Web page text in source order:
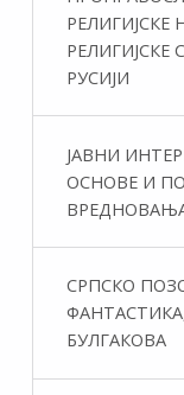
РЕЛИГИЈСКЕ
РЕЛИГИЈСКЕ
РУСИЈИ
ЈАВНИ
ОСНОВЕ И
СРПСКО
БУЛГАКОВА